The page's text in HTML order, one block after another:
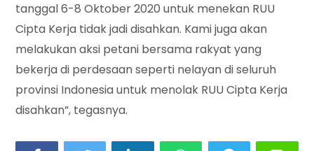
tanggal 6-8 Oktober 2020 untuk menekan RUU
Cipta Kerja tidak jadi disahkan. Kami juga akan
melakukan aksi petani bersama rakyat yang
bekerja di perdesaan seperti nelayan di seluruh
provinsi Indonesia untuk menolak RUU Cipta Kerja
disahkan”, tegasnya.